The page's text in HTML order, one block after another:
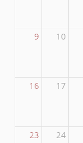
9 10
16 17
23 24